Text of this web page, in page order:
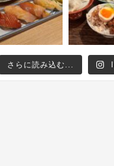
さらに読み込む...